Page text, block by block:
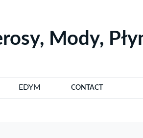
Mody,
EDYM CONTACT